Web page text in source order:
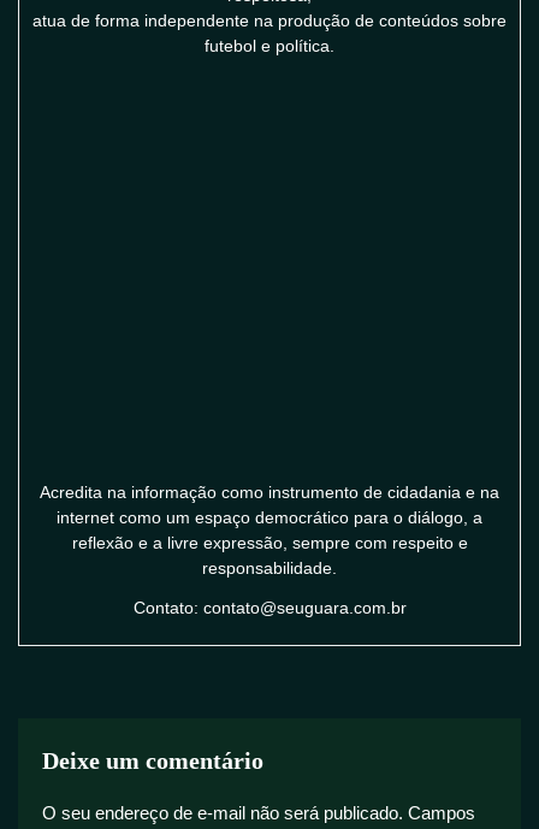
atua de forma independente na produção de conteúdos sobre
futebol e política.
Acredita na informação como instrumento de cidadania e na
internet como um espaço democrático para o diálogo, a
reflexão e a livre expressão, sempre com respeito e
responsabilidade.
Contato: contato@seuguara.com.br
Deixe um comentário
O seu endereço de e-mail não será publicado. Campos